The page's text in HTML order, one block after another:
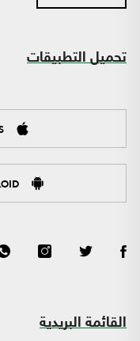
تحميل التطبيقات
القائمة البريدية